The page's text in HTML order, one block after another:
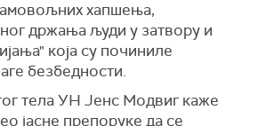
хапшења,
држања људи у затвору и
која су починиле
безбедности.
тела УН Јенс Модвиг каже
јасне препоруке да се